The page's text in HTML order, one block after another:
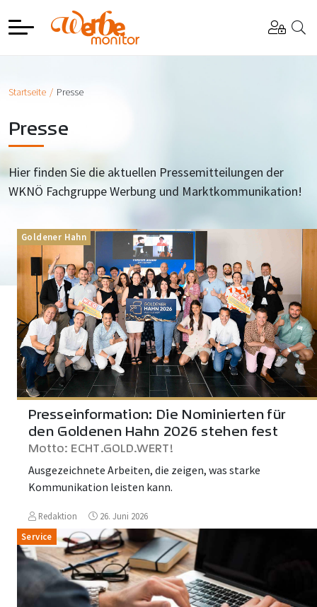
Startseite Presse
Presse
Hier finden Sie die aktuellen Pressemitteilungen der
WKNÖ Fachgruppe Werbung und Marktkommunikation!
Goldener Hahn
Presseinformation: Die Nominierten für
den Goldenen Hahn 2026 stehen fest
Motto: ECHT.GOLD.WERT!
Ausgezeichnete Arbeiten, die zeigen, was starke
Kommunikation leisten kann.
Redaktion
26. Juni 2026
Service